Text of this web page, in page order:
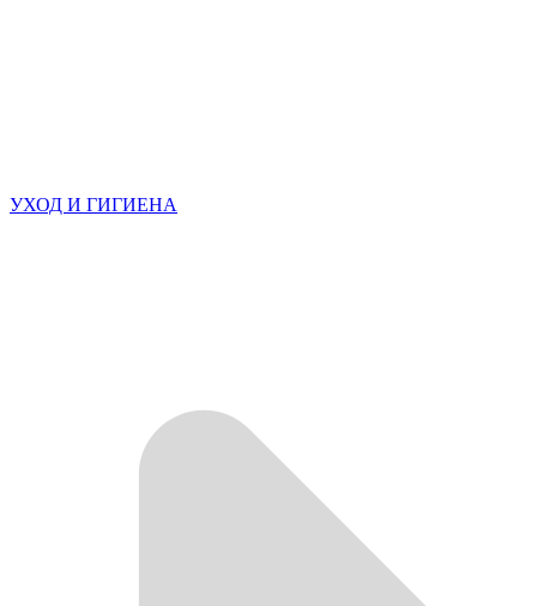
УХОД И ГИГИЕНА